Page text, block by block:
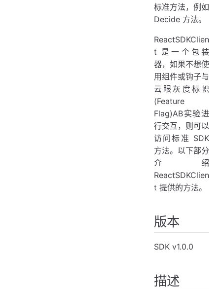
标准方法，例如
Decide 方法。
ReactSDKClien
t 是一个包装
器，如果不想使
用组件或钩子与
云眼灰度标帜
(Feature
Flag)AB实验进
行交互，则可以
访问标准 SDK
方法。以下部分
介绍
ReactSDKClien
t 提供的方法。
版本
SDK v1.0.0
描述